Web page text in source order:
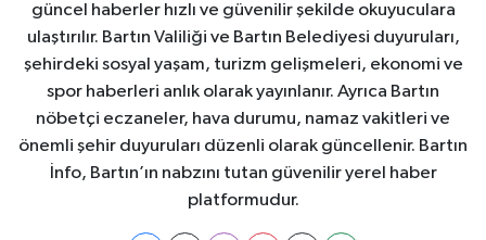
güncel haberler hızlı ve güvenilir şekilde okuyuculara
ulaştırılır. Bartın Valiliği ve Bartın Belediyesi duyuruları,
şehirdeki sosyal yaşam, turizm gelişmeleri, ekonomi ve
spor haberleri anlık olarak yayınlanır. Ayrıca Bartın
nöbetçi eczaneler, hava durumu, namaz vakitleri ve
önemli şehir duyuruları düzenli olarak güncellenir. Bartın
İnfo, Bartın’ın nabzını tutan güvenilir yerel haber
platformudur.